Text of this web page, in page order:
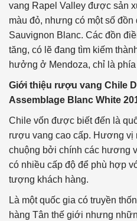
vang Rapel Valley được sản
màu đỏ, nhưng có một số
Sauvignon Blanc. Các đồn
tăng, có lẽ đang tìm kiếm
hưởng ở Mendoza, chỉ là
Giới thiệu rượu vang Chile
Assemblage Blanc White
Chile vốn được biết đến là
rượu vang cao cấp. Hương
chuộng bởi chính các hương
có nhiều cấp độ để phù hợp
tượng khách hàng.
Là một quốc gia có truyền
hàng Tân thế giới nhưng